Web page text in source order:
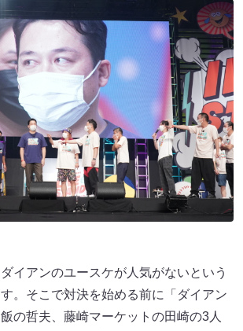
イアンのユースケが人気がないという
。そこで対決を始める前に「ダイアン
の哲夫、藤崎マーケットの田崎の3人